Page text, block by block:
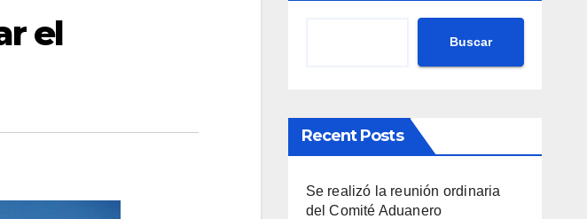
el
Buscar
Recent Posts
Se realizó la reunión ordinaria
del Comité Aduanero